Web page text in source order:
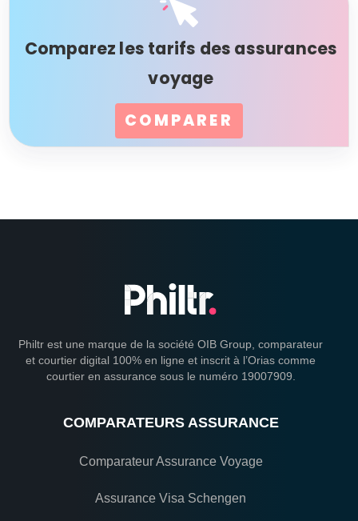
Comparez les tarifs des assurances
voyage
COMPARER
Philtr est une marque de la société OIB Group, comparateur
et courtier digital 100% en ligne et inscrit à l’Orias comme
courtier en assurance sous le numéro 19007909.
COMPARATEURS ASSURANCE
Comparateur Assurance Voyage
Assurance Visa Schengen